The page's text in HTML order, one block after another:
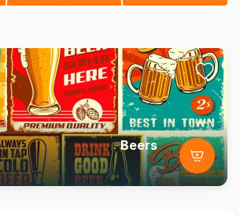
Beers